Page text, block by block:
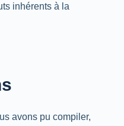
inhérents à la
avons pu compiler,